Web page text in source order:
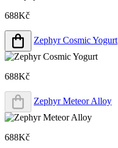
688Kč
Zephyr Cosmic Yogurt
688Kč
Zephyr Meteor Alloy
688Kč